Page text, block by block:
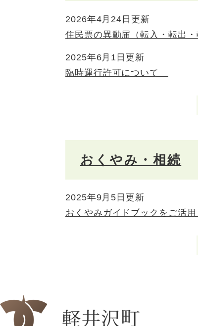
2026年4月24日更新
住民票の異動届（転入・転出
2025年6月1日更新
臨時運行許可について
おくやみ・相続
2025年9月5日更新
おくやみガイドブックをご活用